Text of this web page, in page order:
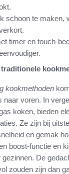
schoon te maken,
timer en touch-
kookmethoden
naar voren. In
koken, bieden
Ze zijn bij
en gemak
boost-functie en
De
zouden zijn dan